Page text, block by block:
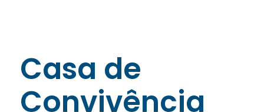
Casa de
Convivência